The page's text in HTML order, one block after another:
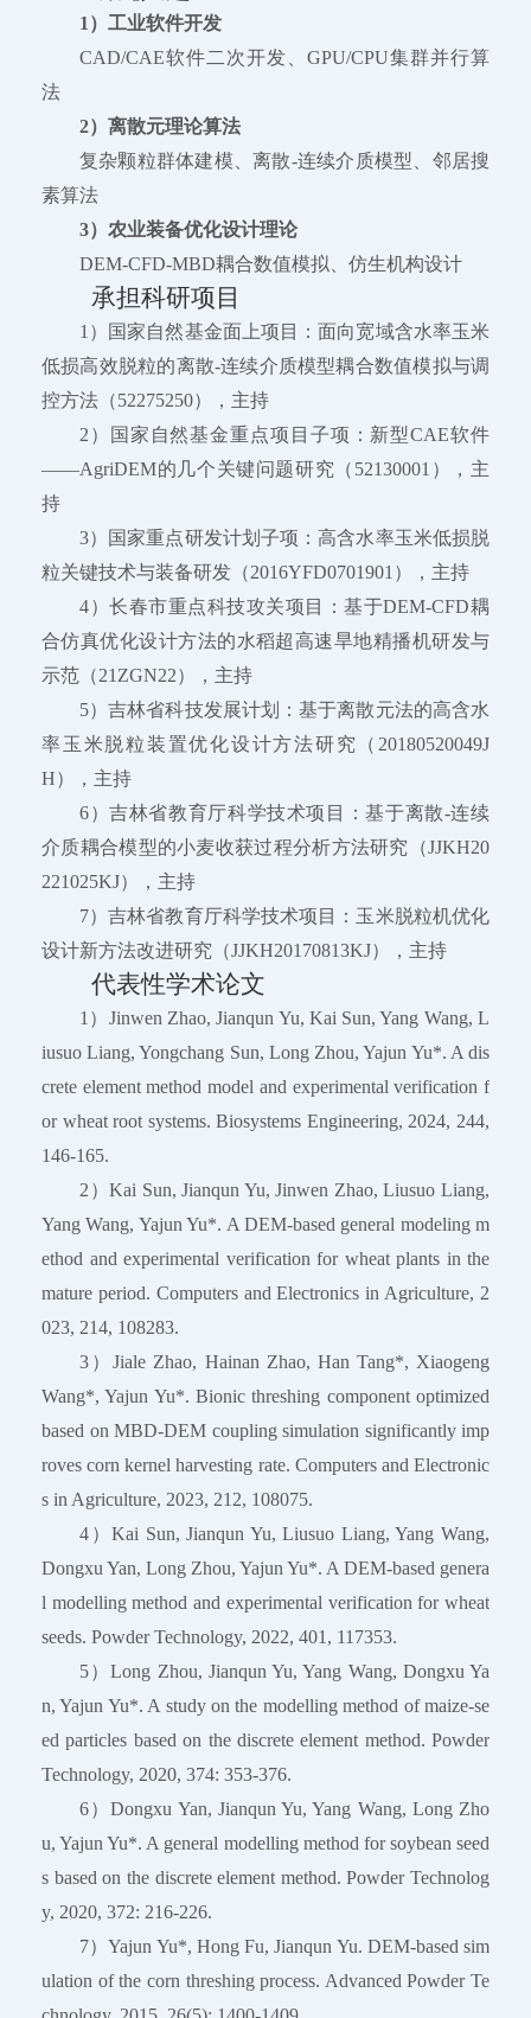
1）工业软件开发
CAD/CAE软件二次开发、GPU/CPU集群并行算
法
2）离散元理论算法
复杂颗粒群体建模、离散-连续介质模型、邻居搜
素算法
3）农业装备优化设计理论
DEM-CFD-MBD耦合数值模拟、仿生机构设计
承担科研项目
1）国家自然基金面上项目：面向宽域含水率玉米
低损高效脱粒的离散-连续介质模型耦合数值模拟与调
控方法（52275250），主持
2）国家自然基金重点项目子项：新型CAE软件
——AgriDEM的几个关键问题研究（52130001），主
持
3）国家重点研发计划子项：高含水率玉米低损脱
粒关键技术与装备研发（2016YFD0701901），主持
4）长春市重点科技攻关项目：基于DEM-CFD耦
合仿真优化设计方法的水稻超高速旱地精播机研发与
示范（21ZGN22），主持
5）吉林省科技发展计划：基于离散元法的高含水
率玉米脱粒装置优化设计方法研究（20180520049J
H），主持
6）吉林省教育厅科学技术项目：基于离散-连续
介质耦合模型的小麦收获过程分析方法研究（JJKH20
221025KJ），主持
7）吉林省教育厅科学技术项目：玉米脱粒机优化
设计新方法改进研究（JJKH20170813KJ），主持
代表性学术论文
1）Jinwen Zhao, Jianqun Yu, Kai Sun, Yang Wang, L
iusuo Liang, Yongchang Sun, Long Zhou, Yajun Yu*. A dis
crete element method model and experimental verification f
or wheat root systems. Biosystems Engineering, 2024, 244,
146-165.
2）Kai Sun, Jianqun Yu, Jinwen Zhao, Liusuo Liang,
Yang Wang, Yajun Yu*. A DEM-based general modeling m
ethod and experimental verification for wheat plants in the
mature period. Computers and Electronics in Agriculture, 2
023, 214, 108283.
3）Jiale Zhao, Hainan Zhao, Han Tang*, Xiaogeng
Wang*, Yajun Yu*. Bionic threshing component optimized
based on MBD-DEM coupling simulation significantly imp
roves corn kernel harvesting rate. Computers and Electronic
s in Agriculture, 2023, 212, 108075.
4）Kai Sun, Jianqun Yu, Liusuo Liang, Yang Wang,
Dongxu Yan, Long Zhou, Yajun Yu*. A DEM-based genera
l modelling method and experimental verification for wheat
seeds. Powder Technology, 2022, 401, 117353.
5）Long Zhou, Jianqun Yu, Yang Wang, Dongxu Ya
n, Yajun Yu*. A study on the modelling method of maize-se
ed particles based on the discrete element method. Powder
Technology, 2020, 374: 353-376.
6）Dongxu Yan, Jianqun Yu, Yang Wang, Long Zho
u, Yajun Yu*. A general modelling method for soybean seed
s based on the discrete element method. Powder Technolog
y, 2020, 372: 216-226.
7）Yajun Yu*, Hong Fu, Jianqun Yu. DEM-based sim
ulation of the corn threshing process. Advanced Powder Te